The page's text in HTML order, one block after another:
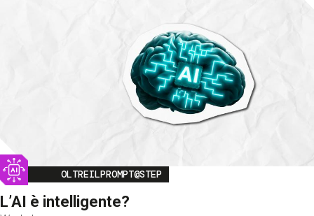
Image
OLTREILPROMPT@STEP
L’AI è intelligente?